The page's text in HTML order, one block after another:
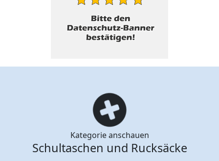
Kategorie anschauen
Schultaschen und Rucksäcke